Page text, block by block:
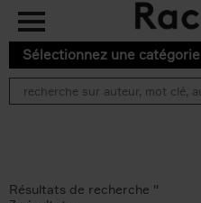
Aller au contenu principal
Sélectionnez une catégorie
Résultats de recherche ''